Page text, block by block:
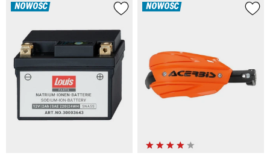
NOWOŚĆ NOWOŚĆ